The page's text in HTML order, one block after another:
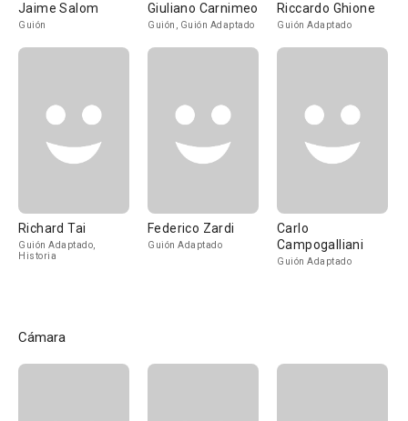
Jaime Salom
Guión
Giuliano Carnimeo
Guión, Guión Adaptado
Riccardo Ghione
Guión Adaptado
Richard Tai
Guión Adaptado,
Historia
Federico Zardi
Guión Adaptado
Carlo
Campogalliani
Guión Adaptado
Cámara